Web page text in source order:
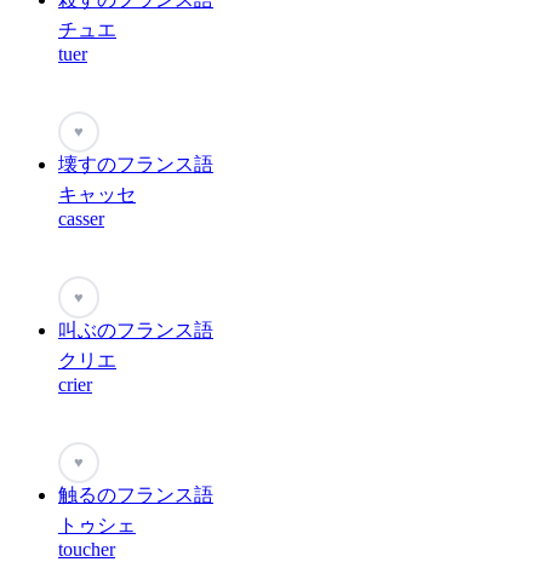
チュエ
tuer
♥
壊すのフランス語
キャッセ
casser
♥
叫ぶのフランス語
クリエ
crier
♥
触るのフランス語
トゥシェ
toucher